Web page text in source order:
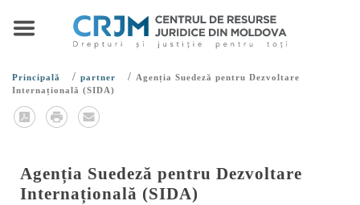
Principală / partner / Agenția Suedeză pentru Dezvoltare
Internațională (SIDA)
Agenția Suedeză pentru Dezvoltare
Internațională (SIDA)